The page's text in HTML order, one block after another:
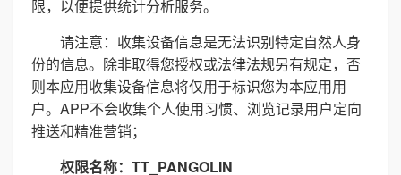
限，以便提供统计分析服务。
请注意：收集设备信息是无法识别特定自然人身
份的信息。除非取得您授权或法律法规另有规定，否
则本应用收集设备信息将仅用于标识您为本应用用
户。APP不会收集个人使用习惯、浏览记录用户定向
推送和精准营销；
权限名称：TT_PANGOLIN